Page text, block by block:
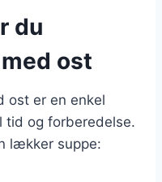
du
ost
ost er en enkel
tid og forberedelse.
lækker suppe: